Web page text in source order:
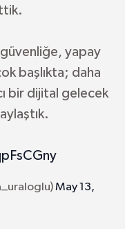
yapay
başlıkta; daha
bir dijital gelecek
May 13,